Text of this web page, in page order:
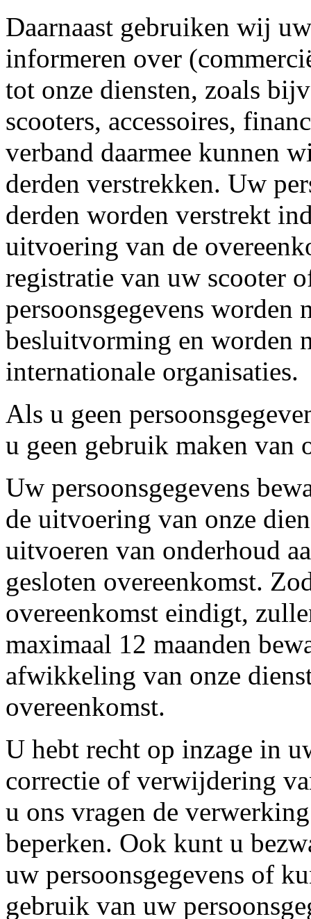
Daarnaast gebruiken wij
informeren over
tot onze diensten, zoals
scooters, accessoires,
verband daarmee kunnen
derden verstrekken. Uw
derden worden verstrekt
uitvoering van de
registratie van uw scooter
persoonsgegevens
besluitvorming en worden
internationale organisaties.
Als u geen
u geen gebruik maken van
Uw persoonsgegevens
de uitvoering van onze
uitvoeren van onderhoud
gesloten overeenkomst.
overeenkomst eindigt,
maximaal 12 maanden
afwikkeling van onze
overeenkomst.
U hebt recht op inzage in
correctie of verwijdering
u ons vragen de
beperken. Ook kunt u
uw persoonsgegevens of
gebruik van uw